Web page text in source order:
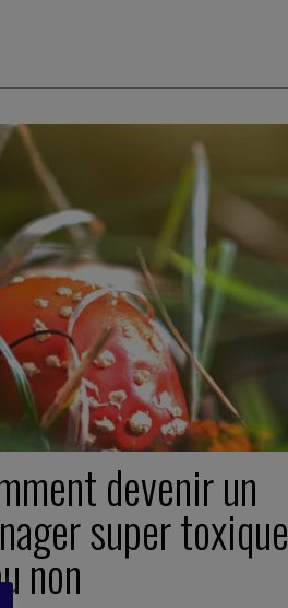
devenir un
super toxique
non